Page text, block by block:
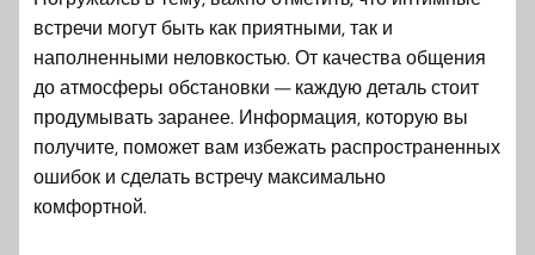
встречи могут быть как приятными, так и
наполненными неловкостью. От качества общения
до атмосферы обстановки — каждую деталь стоит
продумывать заранее. Информация, которую вы
получите, поможет вам избежать распространенных
ошибок и сделать встречу максимально
комфортной.